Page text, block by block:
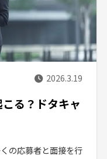
2026.3.19
る？ドタキャ
の応募者と面接を行